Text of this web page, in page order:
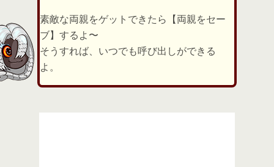
素敵な両親をゲットできたら【両親をセー
ブ】するよ〜
そうすれば、いつでも呼び出しができる
よ。